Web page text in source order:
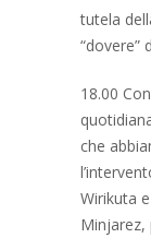
tutela
“dovere”
18.00
che
Wirikuta
Minjarez,